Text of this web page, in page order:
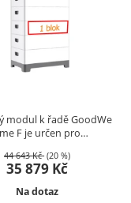
GoodWe Lynx
modul k řadě GoodWe
F je určen pro…
44 643Kč (20 %)
35 879 Kč
Dostupnost:
Na dotaz